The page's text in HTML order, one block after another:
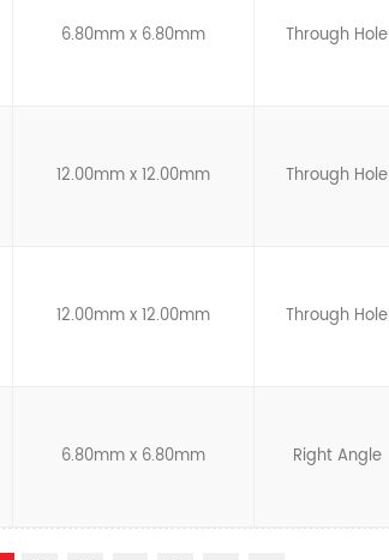
6.80mm x 6.80mm Through Hole
12.00mm x 12.00mm Through Hole
12.00mm x 12.00mm Through Hole
6.80mm x 6.80mm Right Angle